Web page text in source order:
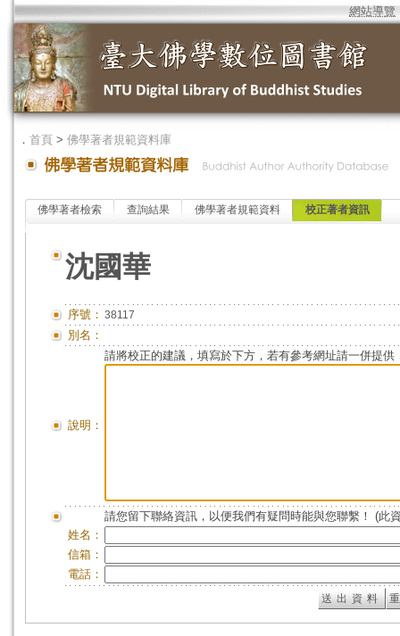
網站導覽
． 首頁 > 佛學著者規範資料庫
佛學著者檢索 查詢結果 佛學著者規範資料 校正著者資訊
沈國華
序號： 38117
別名：
說明：
請將校正的建議，填寫於下方，若有參考網址請一併提供
請您留下聯絡資訊，以便我們有疑問時能與您聯繫！ (此
姓名：
信箱：
電話：